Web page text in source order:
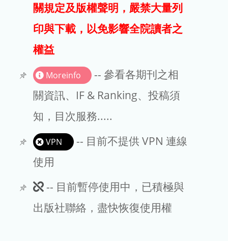
試用
文章處理費
EndNote
關規定及版權聲明，嚴禁大量列
印與下載，以免影響全院讀者之
權益
Moreinfo
-- 參看各期刊之相
關資訊、IF & Ranking、投稿須
知，目次服務.....
VPN
-- 目前不提供 VPN 連線
使用
此
期
-- 目前暫停使用中，已積極與
出版社聯絡，盡快恢復使用權